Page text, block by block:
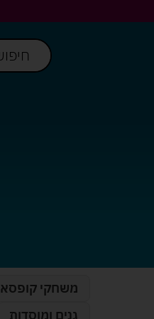
משחקי קופסא
גנים ומוסדות